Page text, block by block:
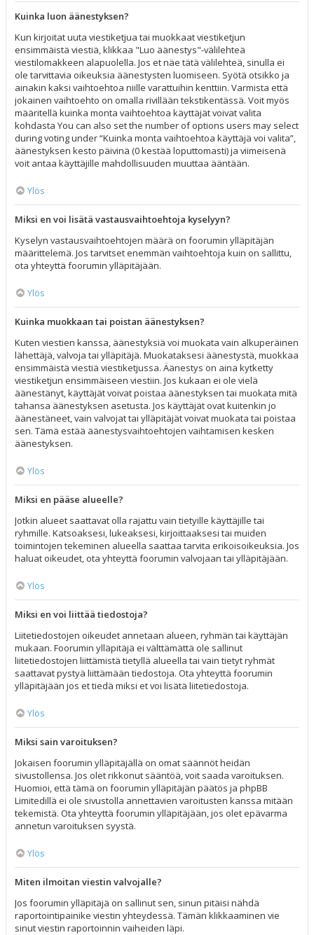
Kuinka luon äänestyksen?
Kun kirjoitat uuta viestiketjua tai muokkaat viestiketjun
ensimmäistä viestiä, klikkaa "Luo äänestys"-välilehteä
viestilomakkeen alapuolella. Jos et näe tätä välilehteä, sinulla ei
ole tarvittavia oikeuksia äänestysten luomiseen. Syötä otsikko ja
ainakin kaksi vaihtoehtoa niille varattuihin kenttiin. Varmista että
jokainen vaihtoehto on omalla rivillään tekstikentässä. Voit myös
määritellä kuinka monta vaihtoehtoa käyttäjät voivat valita
kohdasta You can also set the number of options users may select
during voting under “Kuinka monta vaihtoehtoa käyttäjä voi valita”,
äänestyksen kesto päivinä (0 kestää loputtomasti) ja viimeisenä
voit antaa käyttäjille mahdollisuuden muuttaa ääntään.
Ylös
Miksi en voi lisätä vastausvaihtoehtoja kyselyyn?
Kyselyn vastausvaihtoehtojen määrä on foorumin ylläpitäjän
määrittelemä. Jos tarvitset enemmän vaihtoehtoja kuin on sallittu,
ota yhteyttä foorumin ylläpitäjään.
Ylös
Kuinka muokkaan tai poistan äänestyksen?
Kuten viestien kanssa, äänestyksiä voi muokata vain alkuperäinen
lähettäjä, valvoja tai ylläpitäjä. Muokataksesi äänestystä, muokkaa
ensimmäistä viestiä viestiketjussa. Äänestys on aina kytketty
viestiketjun ensimmäiseen viestiin. Jos kukaan ei ole vielä
äänestänyt, käyttäjät voivat poistaa äänestyksen tai muokata mitä
tahansa äänestyksen asetusta. Jos käyttäjät ovat kuitenkin jo
äänestäneet, vain valvojat tai ylläpitäjät voivat muokata tai poistaa
sen. Tämä estää äänestysvaihtoehtojen vaihtamisen kesken
äänestyksen.
Ylös
Miksi en pääse alueelle?
Jotkin alueet saattavat olla rajattu vain tietyille käyttäjille tai
ryhmille. Katsoaksesi, lukeaksesi, kirjoittaaksesi tai muiden
toimintojen tekeminen alueella saattaa tarvita erikoisoikeuksia. Jos
haluat oikeudet, ota yhteyttä foorumin valvojaan tai ylläpitäjään.
Ylös
Miksi en voi liittää tiedostoja?
Liitetiedostojen oikeudet annetaan alueen, ryhmän tai käyttäjän
mukaan. Foorumin ylläpitäjä ei välttämättä ole sallinut
liitetiedostojen liittämistä tietyllä alueella tai vain tietyt ryhmät
saattavat pystyä liittämään tiedostoja. Ota yhteyttä foorumin
ylläpitäjään jos et tiedä miksi et voi lisätä liitetiedostoja.
Ylös
Miksi sain varoituksen?
Jokaisen foorumin ylläpitäjällä on omat säännöt heidän
sivustollensa. Jos olet rikkonut sääntöä, voit saada varoituksen.
Huomioi, että tämä on foorumin ylläpitäjän päätös ja phpBB
Limitedillä ei ole sivustolla annettavien varoitusten kanssa mitään
tekemistä. Ota yhteyttä foorumin ylläpitäjään, jos olet epävarma
annetun varoituksen syystä.
Ylös
Miten ilmoitan viestin valvojalle?
Jos foorumin ylläpitäjä on sallinut sen, sinun pitäisi nähdä
raportointipainike viestin yhteydessä. Tämän klikkaaminen vie
sinut viestin raportoinnin vaiheiden läpi.